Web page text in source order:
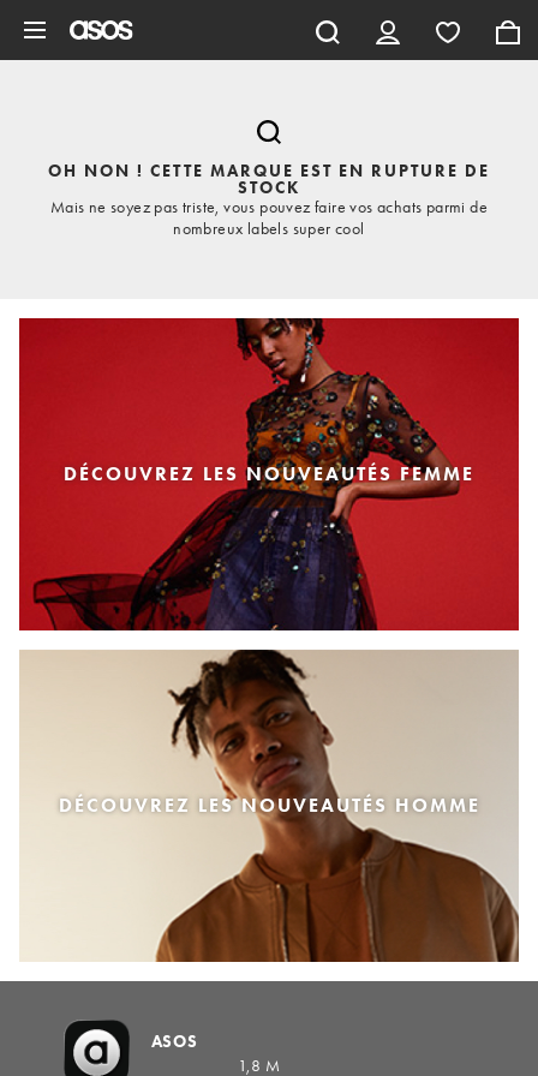
OH NON ! CETTE MARQUE EST EN RUPTURE DE
STOCK
Mais ne soyez pas triste, vous pouvez faire vos achats parmi de
nombreux labels super cool
DÉCOUVREZ LES NOUVEAUTÉS FEMME
DÉCOUVREZ LES NOUVEAUTÉS HOMME
ASOS
1,8 M